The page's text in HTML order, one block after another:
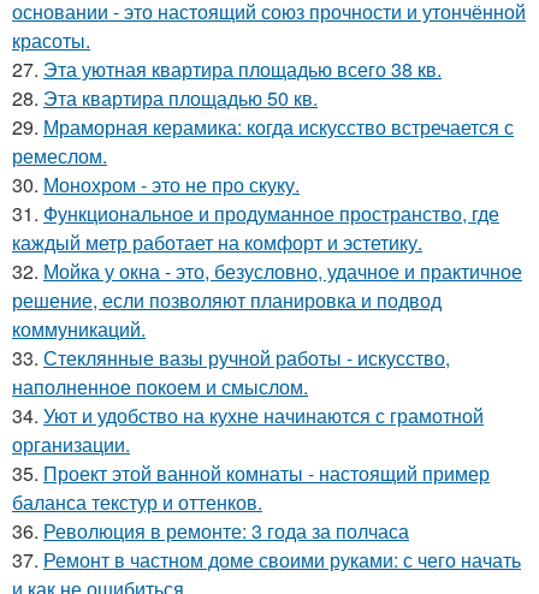
основании - это настоящий союз прочности и утончённой
красоты.
27. Эта уютная квартира площадью всего 38 кв.
28. Эта квартира площадью 50 кв.
29. Мраморная керамика: когда искусство встречается с
ремеслом.
30. Монохром - это не про скуку.
31. Функциональное и продуманное пространство, где
каждый метр работает на комфорт и эстетику.
32. Мойка у окна - это, безусловно, удачное и практичное
решение, если позволяют планировка и подвод
коммуникаций.
33. Стеклянные вазы ручной работы - искусство,
наполненное покоем и смыслом.
34. Уют и удобство на кухне начинаются с грамотной
организации.
35. Проект этой ванной комнаты - настоящий пример
баланса текстур и оттенков.
36. Революция в ремонте: 3 года за полчаса
37. Ремонт в частном доме своими руками: с чего начать